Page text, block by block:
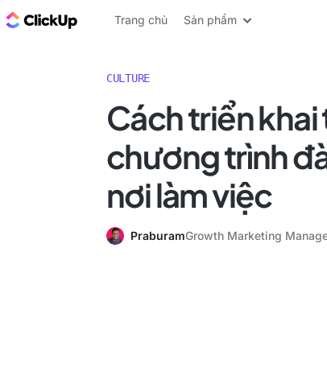
ClickUp Blog
Trang chủ Sản phẩm
CULTURE
Cách triển
chương trình
nơi làm việc
PraburamGrowth Marketing